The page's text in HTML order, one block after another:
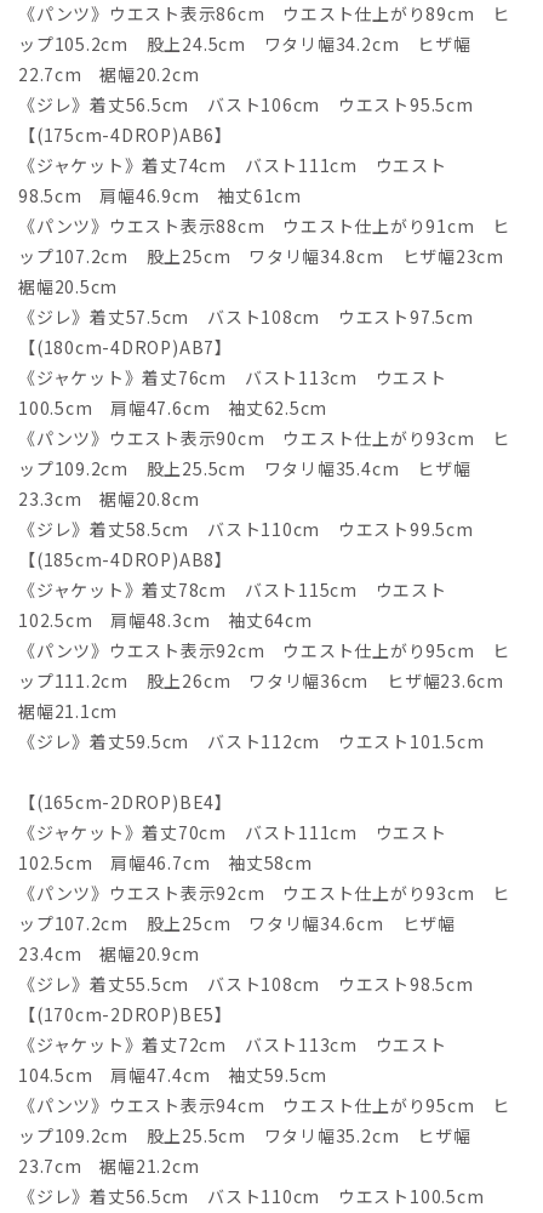
《パンツ》ウエスト表示86cm ウエスト仕上がり89cm ヒ
ップ105.2cm 股上24.5cm ワタリ幅34.2cm ヒザ幅
22.7cm 裾幅20.2cm
《ジレ》着丈56.5cm バスト106cm ウエスト95.5cm
【(175cm-4DROP)AB6】
《ジャケット》着丈74cm バスト111cm ウエスト
98.5cm 肩幅46.9cm 袖丈61cm
《パンツ》ウエスト表示88cm ウエスト仕上がり91cm ヒ
ップ107.2cm 股上25cm ワタリ幅34.8cm ヒザ幅23cm
裾幅20.5cm
《ジレ》着丈57.5cm バスト108cm ウエスト97.5cm
【(180cm-4DROP)AB7】
《ジャケット》着丈76cm バスト113cm ウエスト
100.5cm 肩幅47.6cm 袖丈62.5cm
《パンツ》ウエスト表示90cm ウエスト仕上がり93cm ヒ
ップ109.2cm 股上25.5cm ワタリ幅35.4cm ヒザ幅
23.3cm 裾幅20.8cm
《ジレ》着丈58.5cm バスト110cm ウエスト99.5cm
【(185cm-4DROP)AB8】
《ジャケット》着丈78cm バスト115cm ウエスト
102.5cm 肩幅48.3cm 袖丈64cm
《パンツ》ウエスト表示92cm ウエスト仕上がり95cm ヒ
ップ111.2cm 股上26cm ワタリ幅36cm ヒザ幅23.6cm
裾幅21.1cm
《ジレ》着丈59.5cm バスト112cm ウエスト101.5cm
【(165cm-2DROP)BE4】
《ジャケット》着丈70cm バスト111cm ウエスト
102.5cm 肩幅46.7cm 袖丈58cm
《パンツ》ウエスト表示92cm ウエスト仕上がり93cm ヒ
ップ107.2cm 股上25cm ワタリ幅34.6cm ヒザ幅
23.4cm 裾幅20.9cm
《ジレ》着丈55.5cm バスト108cm ウエスト98.5cm
【(170cm-2DROP)BE5】
《ジャケット》着丈72cm バスト113cm ウエスト
104.5cm 肩幅47.4cm 袖丈59.5cm
《パンツ》ウエスト表示94cm ウエスト仕上がり95cm ヒ
ップ109.2cm 股上25.5cm ワタリ幅35.2cm ヒザ幅
23.7cm 裾幅21.2cm
《ジレ》着丈56.5cm バスト110cm ウエスト100.5cm